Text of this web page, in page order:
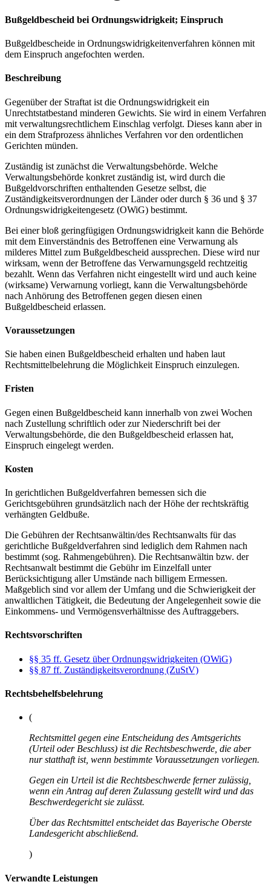
Bußgeldbescheid bei Ordnungswidrigkeit; Einspruch
Bußgeldbescheide in Ordnungswidrigkeitenverfahren können mit
dem Einspruch angefochten werden.
Beschreibung
Gegenüber der Straftat ist die Ordnungswidrigkeit ein
Unrechtstatbestand minderen Gewichts. Sie wird in einem Verfahren
mit verwaltungsrechtlichem Einschlag verfolgt. Dieses kann aber in
ein dem Strafprozess ähnliches Verfahren vor den ordentlichen
Gerichten münden.
Zuständig ist zunächst die Verwaltungsbehörde. Welche
Verwaltungsbehörde konkret zuständig ist, wird durch die
Bußgeldvorschriften enthaltenden Gesetze selbst, die
Zuständigkeitsverordnungen der Länder oder durch § 36 und § 37
Ordnungswidrigkeitengesetz (OWiG) bestimmt.
Bei einer bloß geringfügigen Ordnungswidrigkeit kann die Behörde
mit dem Einverständnis des Betroffenen eine Verwarnung als
milderes Mittel zum Bußgeldbescheid aussprechen. Diese wird nur
wirksam, wenn der Betroffene das Verwarnungsgeld rechtzeitig
bezahlt. Wenn das Verfahren nicht eingestellt wird und auch keine
(wirksame) Verwarnung vorliegt, kann die Verwaltungsbehörde
nach Anhörung des Betroffenen gegen diesen einen
Bußgeldbescheid erlassen.
Voraussetzungen
Sie haben einen Bußgeldbescheid erhalten und haben laut
Rechtsmittelbelehrung die Möglichkeit Einspruch einzulegen.
Fristen
Gegen einen Bußgeldbescheid kann innerhalb von zwei Wochen
nach Zustellung schriftlich oder zur Niederschrift bei der
Verwaltungsbehörde, die den Bußgeldbescheid erlassen hat,
Einspruch eingelegt werden.
Kosten
In gerichtlichen Bußgeldverfahren bemessen sich die
Gerichtsgebühren grundsätzlich nach der Höhe der rechtskräftig
verhängten Geldbuße.
Die Gebühren der Rechtsanwältin/des Rechtsanwalts für das
gerichtliche Bußgeldverfahren sind lediglich dem Rahmen nach
bestimmt (sog. Rahmengebühren). Die Rechtsanwältin bzw. der
Rechtsanwalt bestimmt die Gebühr im Einzelfall unter
Berücksichtigung aller Umstände nach billigem Ermessen.
Maßgeblich sind vor allem der Umfang und die Schwierigkeit der
anwaltlichen Tätigkeit, die Bedeutung der Angelegenheit sowie die
Einkommens- und Vermögensverhältnisse des Auftraggebers.
Rechtsvorschriften
§§ 35 ff. Gesetz über Ordnungswidrigkeiten (OWiG)
§§ 87 ff. Zuständigkeitsverordnung (ZuStV)
Rechtsbehelfsbelehrung
(
Rechtsmittel gegen eine Entscheidung des Amtsgerichts
(Urteil oder Beschluss) ist die Rechtsbeschwerde, die aber
nur statthaft ist, wenn bestimmte Voraussetzungen vorliegen.
Gegen ein Urteil ist die Rechtsbeschwerde ferner zulässig,
wenn ein Antrag auf deren Zulassung gestellt wird und das
Beschwerdegericht sie zulässt.
Über das Rechtsmittel entscheidet das Bayerische Oberste
Landesgericht abschließend.
)
Verwandte Leistungen